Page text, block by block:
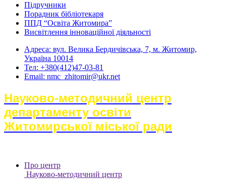
Підручники
Порадник бібліотекаря
ППД “Освіта Житомира”
Висвітлення інноваційної діяльності
Адреса: вул. Велика Бердичівська, 7, м. Житомир,
Україна 10014
Тел: +380(412)47-03-81
Email: nmc_zhitomir@ukr.net
Науково-методичний центр
департаменту освіти
Житомирської міської ради
Про центр
Науково-методичний центр